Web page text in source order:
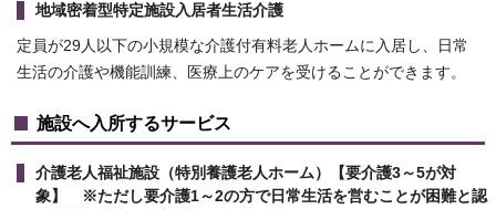
地域密着型特定施設入居者生活介護
定員が29人以下の小規模な介護付有料老人ホームに入居し、日常
生活の介護や機能訓練、医療上のケアを受けることができます。
施設へ入所するサービス
介護老人福祉施設（特別養護老人ホーム）【要介護3～5が対
象】 ※ただし要介護1～2の方で日常生活を営むことが困難と認